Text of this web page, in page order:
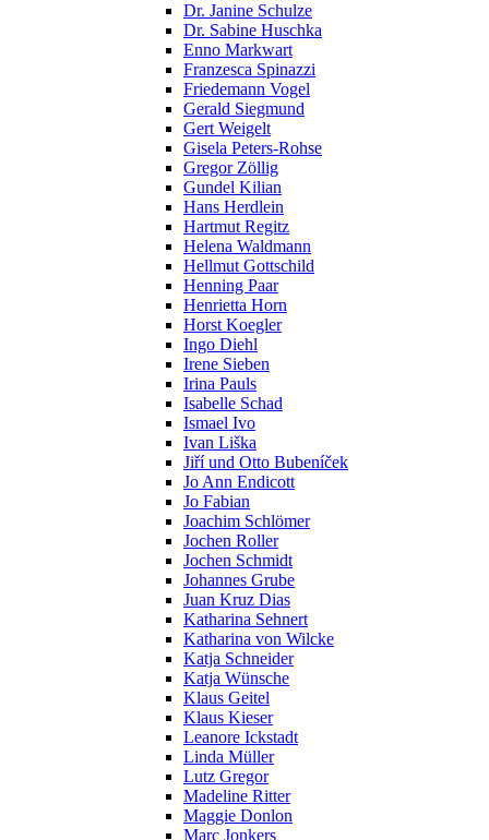
Dr. Janine Schulze
Dr. Sabine Huschka
Enno Markwart
Franzesca Spinazzi
Friedemann Vogel
Gerald Siegmund
Gert Weigelt
Gisela Peters-Rohse
Gregor Zöllig
Gundel Kilian
Hans Herdlein
Hartmut Regitz
Helena Waldmann
Hellmut Gottschild
Henning Paar
Henrietta Horn
Horst Koegler
Ingo Diehl
Irene Sieben
Irina Pauls
Isabelle Schad
Ismael Ivo
Ivan Liška
Jiří und Otto Bubeníček
Jo Ann Endicott
Jo Fabian
Joachim Schlömer
Jochen Roller
Jochen Schmidt
Johannes Grube
Juan Kruz Dias
Katharina Sehnert
Katharina von Wilcke
Katja Schneider
Katja Wünsche
Klaus Geitel
Klaus Kieser
Leanore Ickstadt
Linda Müller
Lutz Gregor
Madeline Ritter
Maggie Donlon
Marc Jonkers